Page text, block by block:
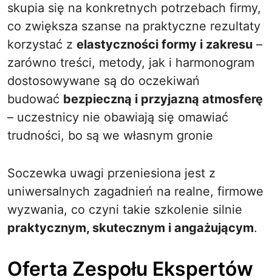
skupia się na konkretnych potrzebach firmy,
co zwiększa szanse na praktyczne rezultaty
korzystać z elastyczności formy i zakresu –
zarówno treści, metody, jak i harmonogram
dostosowywane są do oczekiwań
budować bezpieczną i przyjazną atmosferę
– uczestnicy nie obawiają się omawiać
trudności, bo są we własnym gronie
Soczewka uwagi przeniesiona jest z
uniwersalnych zagadnień na realne, firmowe
wyzwania, co czyni takie szkolenie silnie
praktycznym, skutecznym i angażującym.
Oferta Zespołu Ekspertów